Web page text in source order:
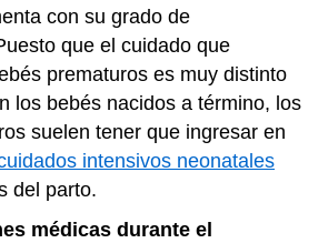
con su grado de
que el cuidado que
prematuros es muy distinto
los bebés nacidos a término, los
suelen tener que ingresar en
intensivos neonatales
del parto.
médicas durante el